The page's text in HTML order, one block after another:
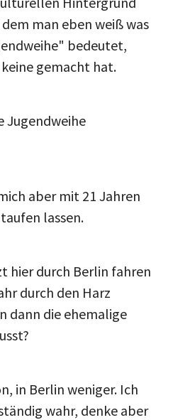
man eben weiß was
bedeutet,
gemacht hat.
Jugendweihe
aber mit 21 Jahren
lassen.
hier durch Berlin fahren
durch den Harz
dann die ehemalige
in Berlin weniger. Ich
wahr, denke aber